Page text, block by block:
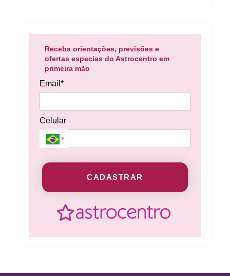
Receba orientações, previsões e
ofertas especias do Astrocentro em
primeira mão
Email*
Celular
CADASTRAR